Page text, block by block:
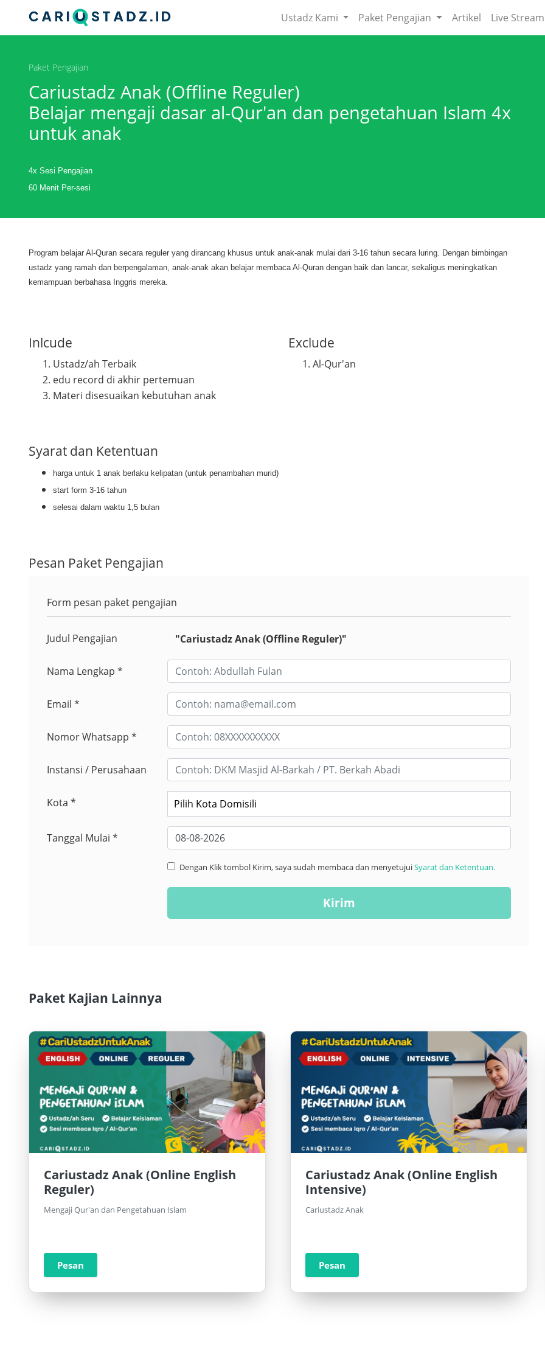
Ustadz Kami Paket Pengajian Artikel Live
Paket Pengajian
Cariustadz Anak (Offline Reguler)
Belajar mengaji dasar al-Qur'an dan pengetahuan Islam 4x
untuk anak
4x Sesi Pengajian
60 Menit Per-sesi
Program belajar Al-Quran secara reguler yang dirancang khusus untuk anak-anak mulai dari 3-16 tahun secara luring. Dengan bimbingan
ustadz yang ramah dan berpengalaman, anak-anak akan belajar membaca Al-Quran dengan baik dan lancar, sekaligus meningkatkan
kemampuan berbahasa Inggris mereka.
Inlcude
Ustadz/ah Terbaik
edu record di akhir pertemuan
Materi disesuaikan kebutuhan anak
Exclude
Al-Qur'an
Syarat dan Ketentuan
harga untuk 1 anak berlaku kelipatan (untuk penambahan murid)
start form 3-16 tahun
selesai dalam waktu 1,5 bulan
Pesan Paket Pengajian
Form pesan paket pengajian
Judul Pengajian "Cariustadz Anak (Offline Reguler)"
Nama Lengkap *
Email *
Nomor Whatsapp *
Instansi / Perusahaan
Kota *
Tanggal Mulai *
Dengan Klik tombol Kirim, saya sudah membaca dan menyetujuiSyarat dan Ketentuan.
Kirim
Paket Kajian Lainnya
Cariustadz Anak (Online English
Reguler)
Mengaji Qur'an dan Pengetahuan Islam
Pesan
Cariustadz Anak (Online English
Intensive)
Cariustadz Anak
Pesan